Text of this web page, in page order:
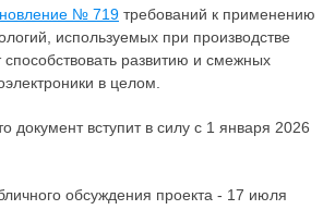
№ 719 требований к применению
используемых при производстве
способствовать развитию и смежных
в целом.
документ вступит в силу с 1 января 2026
обсуждения проекта - 17 июля